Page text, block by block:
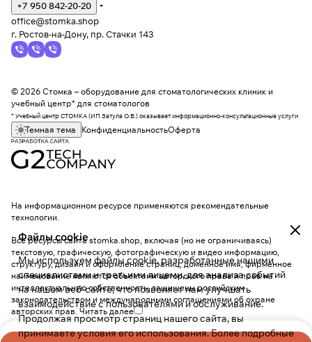
Файлы cookie
Мы используем файлы cookie, разработанные нашими
специалистами и третьими лицами, для анализа событий
на нашем веб-сайте, что позволяет нам улучшать
взаимодействие с пользователями и обслуживание.
Продолжая просмотр страниц нашего сайта, вы
принимаете условия его использования. Более подробные
+7 950 842-20-20
office@stomka.shop
г. Ростов-на-Дону, пр. Стачки 143
© 2026 Стомка – оборудование для стоматологических клиник и
учебный центр* для стоматологов
* Учебный центр СТОМКА (ИП Затула О.В.) оказывает информационно-консультационные услуги
Темная тема КонфиденциальностьОферта
На информационном ресурсе применяются рекомендательные
технологии.
Все ресурсы сайта stomka.shop, включая (но не ограничиваясь)
текстовую, графическую, фотографическую и видео информацию,
структуру, дизайн и оформление страниц, доменное имя, фирменное
наименование являются объектами авторского права и прав на
интеллектуальную собственность, защищены российским
законодательством и международными соглашениями об охране
авторских прав. Читать далее